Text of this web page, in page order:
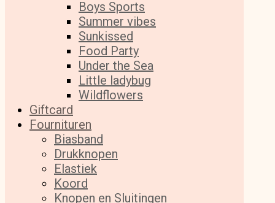
Boys Sports
Summer vibes
Sunkissed
Food Party
Under the Sea
Little ladybug
Wildflowers
Giftcard
Fournituren
Biasband
Drukknopen
Elastiek
Koord
Knopen en Sluitingen